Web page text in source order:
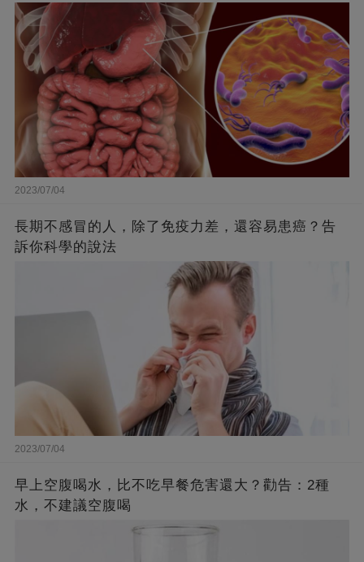
2023/07/04
長期不感冒的人，除了免疫力差，還容易患癌？告
訴你科學的說法
2023/07/04
早上空腹喝水，比不吃早餐危害還大？勸告：2種
水，不建議空腹喝